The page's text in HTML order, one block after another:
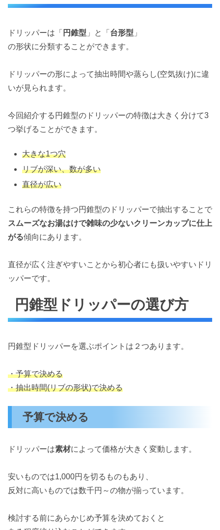
ドリッパーは「 円錐型 」と「 台形型 」
の形状に分類することができます。
ドリッパーの形によって抽出時間や蒸らし(空気抜け)に違
いが見られます。
今回紹介する円錐型のドリッパーの特徴は大きく分けて3
つ挙げることができます。
大きな1つ穴
リブが深い、数が多い
直径が広い
これらの特徴を持つ円錐型のドリッパーで抽出することで
スムーズなお湯はけで雑味の少ないクリーンカップに仕上
がる傾向にあります。
直径が広く注ぎやすいことから初心者にも扱いやすいドリ
ッパーです。
円錐型ドリッパーの選び方
円錐型ドリッパーを選ぶポイントは２つあります。
・予算で決める
・抽出時間(リブの形状)で決める
予算で決める
ドリッパーは素材によって価格が大きく変動します。
安いものでは1,000円を切るものもあり、
反対に高いものでは数千円～の物が揃っています。
検討する前にあらかじめ予算を決めておくと